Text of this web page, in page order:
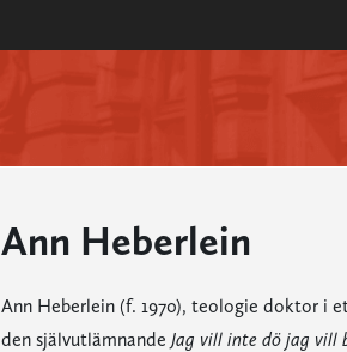
Ann Heberlein
Ann Heberlein (f. 1970), teologie doktor i
den självutlämnande Jag vill inte dö jag vill